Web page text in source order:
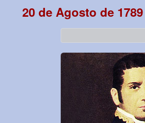
20 de Agosto de 1789